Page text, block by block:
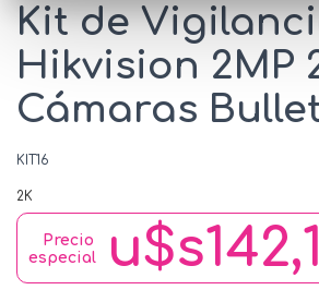
Kit de
Hikvision 2MP
Cámaras
KIT16
2K
Precio
especial